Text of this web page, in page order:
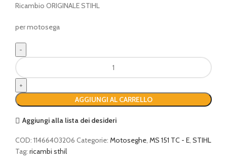
Ricambio ORIGINALE STIHL
per motosega
Pompa
olio
quantità
AGGIUNGI AL CARRELLO
Aggiungi alla lista dei desideri
COD: 11466403206 Categorie: Motoseghe MS 151 TC - E STIHL
Tag: ricambi sthil